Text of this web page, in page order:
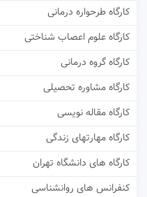
کارگاه طرحواره درمانی
کارگاه علوم اعصاب شناختی
کارگاه گروه درمانی
کارگاه مشاوره تحصیلی
کارگاه مقاله نویسی
کارگاه مهارتهای زندگی
کارگاه های دانشگاه تهران
کنفرانس های روانشناسی